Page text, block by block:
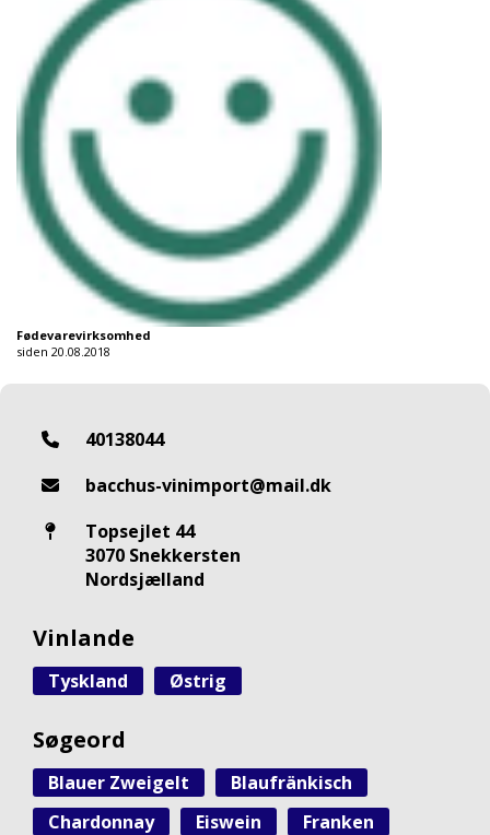
Fødevarevirksomhed
siden 20.08.2018
40138044
bacchus-vinimport@mail.dk
Topsejlet 44
3070 Snekkersten
Nordsjælland
Vinlande
Tyskland Østrig
Søgeord
Blauer Zweigelt
Blaufränkisch
Chardonnay
Eiswein
Franken